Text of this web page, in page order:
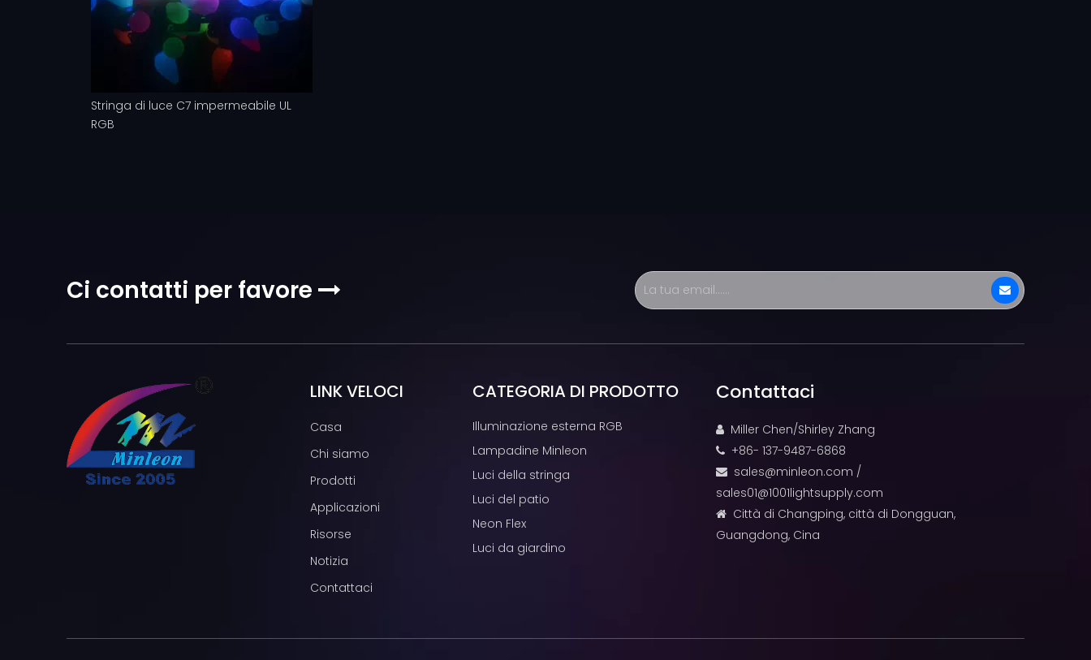
Stringa di luce C7 impermeabile UL
RGB
Ci contatti per favore 
LINK VELOCI
Casa
Chi siamo
Prodotti
Applicazioni
Risorse
Notizia
Contattaci
CATEGORIA DI PRODOTTO
Illuminazione esterna RGB
Lampadine Minleon
Luci della stringa
Luci del patio
Neon Flex
Luci da giardino
Contattaci
 Miller Chen/Shirley Zhang
 +86- 137-9487-6868
 sales@minleon.com /
sales01@1001lightsupply.com

Città di Changping, città di Dongguan,
Guangdong, Cina